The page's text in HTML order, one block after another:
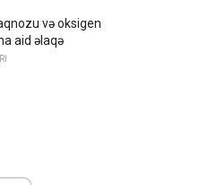
və oksigen
aid əlaqə